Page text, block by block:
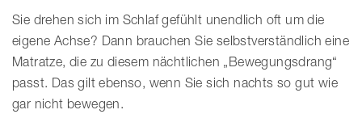
g
e
e
p
f
Sie drehen sich im Schlaf gefühlt unendlich oft um die
eigene Achse? Dann brauchen Sie selbstverständlich eine
Matratze, die zu diesem nächtlichen „Bewegungsdrang“
passt. Das gilt ebenso, wenn Sie sich nachts so gut wie
gar nicht bewegen.